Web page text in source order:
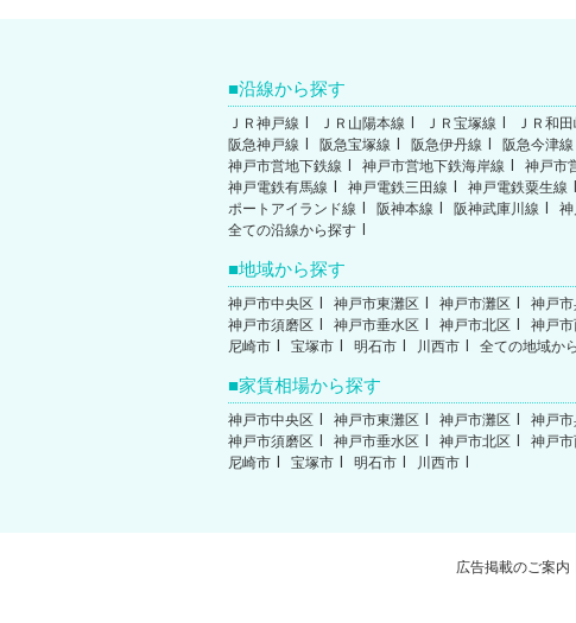
沿線から探す
ＪＲ神戸線 ＪＲ山陽本線 ＪＲ宝塚線 ＪＲ和
阪急神戸線
阪急宝塚線 阪急伊丹線 阪急今津線
神戸市営地下鉄線
神戸市営地下鉄海岸線
神戸市
神戸電鉄有馬線
神戸電鉄三田線 神戸電鉄粟生線
ポートアイランド線
阪神本線 阪神武庫川線 神
全ての沿線から探す
地域から探す
神戸市中央区 神戸市東灘区 神戸市灘区 神戸
神戸市須磨区
神戸市垂水区 神戸市北区 神戸市
尼崎市
宝塚市 明石市 川西市 全ての地域か
家賃相場から探す
神戸市中央区 神戸市東灘区 神戸市灘区 神戸
神戸市須磨区
神戸市垂水区 神戸市北区 神戸市
尼崎市
宝塚市 明石市 川西市
広告掲載のご案内